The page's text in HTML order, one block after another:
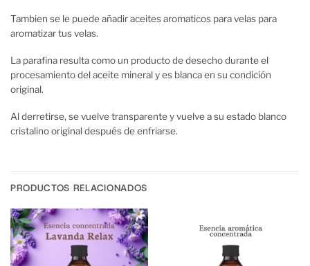
Tambien se le puede añadir aceites aromaticos para velas para
aromatizar tus velas.
La parafina resulta como un producto de desecho durante el
procesamiento del aceite mineral y es blanca en su condición
original.
Al derretirse, se vuelve transparente y vuelve a su estado blanco
cristalino original después de enfriarse.
PRODUCTOS RELACIONADOS